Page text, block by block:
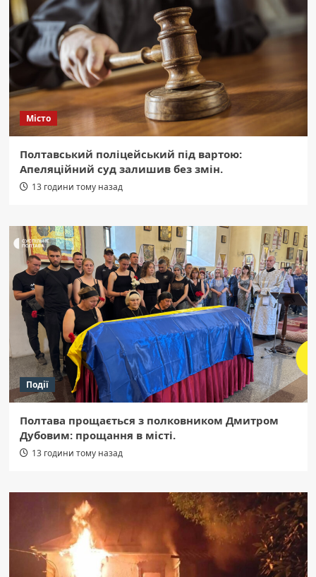
Місто
Полтавський поліцейський під вартою:
Апеляційний суд залишив без змін.
13 години тому назад
Події
Полтава прощається з полковником Дмитром
Дубовим: прощання в місті.
13 години тому назад